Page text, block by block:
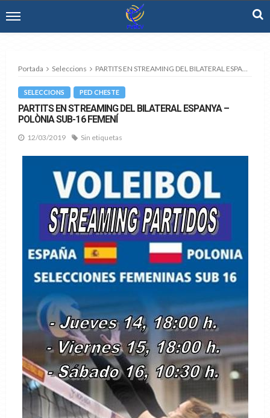
Portada Seleccions PARTITS EN STREAMING DEL BILATERAL ESPANYA – POLÒNIA SUB-16 FEMENÍ
SELECCIONS PED CHESTE
PARTITS EN STREAMING DEL BILATERAL ESPANYA –
POLÒNIA SUB-16 FEMENÍ
12/03/2019 Sin etiquetas